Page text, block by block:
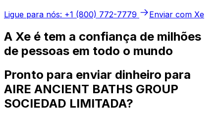
Ligue para nós: +1 (800) 772-7779
Enviar com Xe
A Xe é tem a confiança de milhões
de pessoas em todo o mundo
Pronto para enviar dinheiro para
AIRE ANCIENT BATHS GROUP
SOCIEDAD LIMITADA?